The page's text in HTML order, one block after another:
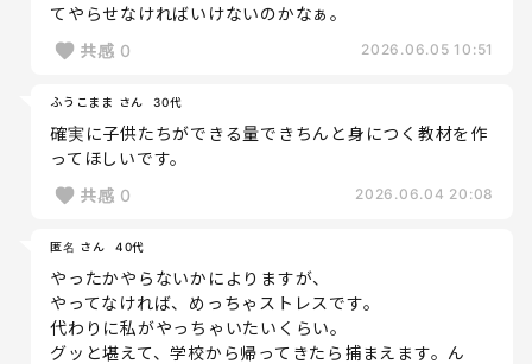
てやらせなければいけないのかなぁ。
共感 0 2026.06.05 10:51
ふうこまま さん 30代
確実に子供たちができる量できちんと身につく教材を作
ってほしいです。
共感 0 2026.06.04 20:08
匿名 さん 40代
やったかやらないかによりますが、
やってなければ、めっちゃストレスです。
代わりに私がやっちゃいたいくらい。
グッと堪えて、学校から帰ってきたら捕まえます。ん